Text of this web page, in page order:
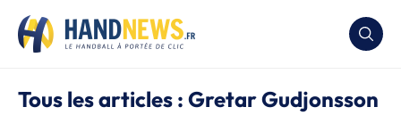
Tous les articles : Gretar Gudjonsson